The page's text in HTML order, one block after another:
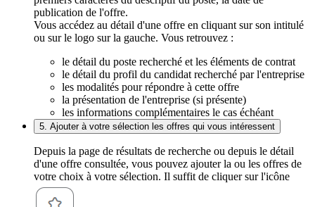
publication de l'offre.
Vous accédez au détail d'une offre en cliquant sur son intitulé
ou sur le logo sur la gauche. Vous retrouvez :
le détail du poste recherché et les éléments de contrat
le détail du profil du candidat recherché par l'entreprise
les modalités pour répondre à cette offre
la présentation de l'entreprise (si présente)
les informations complémentaires le cas échéant
5. Ajouter à votre sélection les offres qui vous intéressent
Depuis la page de résultats de recherche ou depuis le détail
d'une offre consultée, vous pouvez ajouter la ou les offres de
votre choix à votre sélection. Il suffit de cliquer sur l'icône